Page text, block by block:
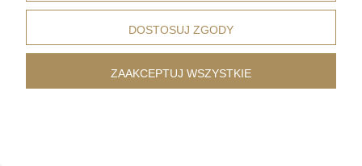
Kolczyki z Perłą Wiszące
DOSTOSUJ ZGODY
ZAAKCEPTUJ WSZYSTKIE